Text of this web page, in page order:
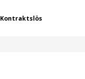
Kontraktslös